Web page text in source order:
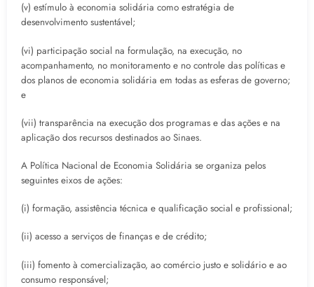
(v) estímulo à economia solidária como estratégia de
desenvolvimento sustentável;
(vi) participação social na formulação, na execução, no
acompanhamento, no monitoramento e no controle das políticas e
dos planos de economia solidária em todas as esferas de governo;
e
(vii) transparência na execução dos programas e das ações e na
aplicação dos recursos destinados ao Sinaes.
A Política Nacional de Economia Solidária se organiza pelos
seguintes eixos de ações:
(i) formação, assistência técnica e qualificação social e profissional;
(ii) acesso a serviços de finanças e de crédito;
(iii) fomento à comercialização, ao comércio justo e solidário e ao
consumo responsável;